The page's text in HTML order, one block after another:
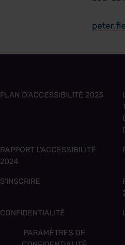
PLAN D'ACCESSIBILITÉ 2023
RAPPORT L'ACCESSIBILITÉ
2024
S'INSCRIRE
CONFIDENTIALITÉ
PARAMÈTRES DE